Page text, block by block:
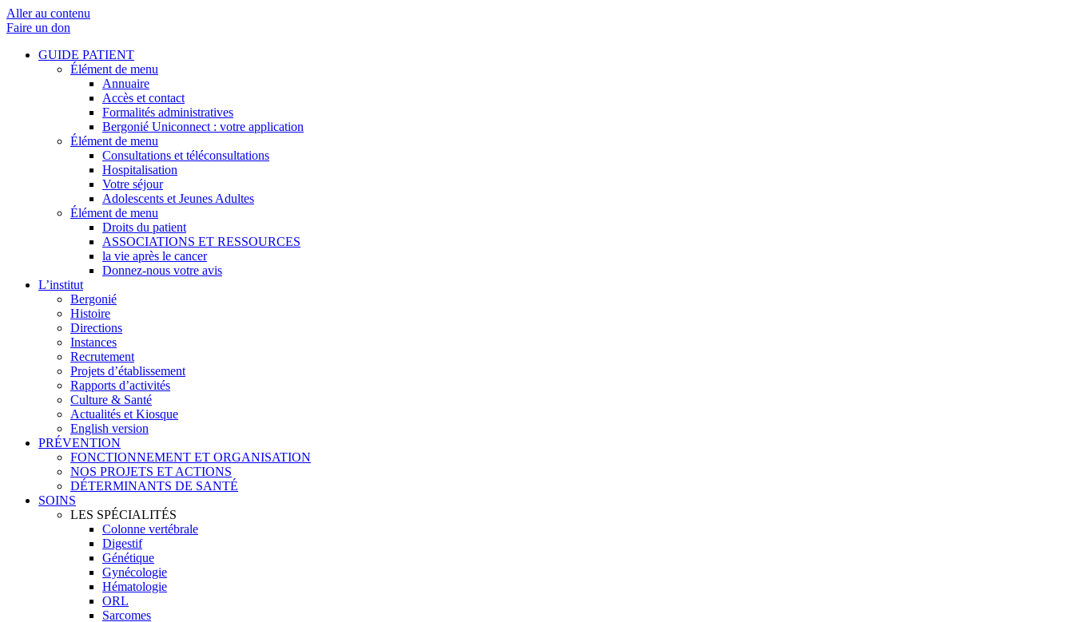
Aller au contenu
Faire un don
GUIDE PATIENT
Élément de menu
Annuaire
Accès et contact
Formalités administratives
Bergonié Uniconnect : votre application
Élément de menu
Consultations et téléconsultations
Hospitalisation
Votre séjour
Adolescents et Jeunes Adultes
Élément de menu
Droits du patient
ASSOCIATIONS ET RESSOURCES
la vie après le cancer
Donnez-nous votre avis
L’institut
Bergonié
Histoire
Directions
Instances
Recrutement
Projets d’établissement
Rapports d’activités
Culture & Santé
Actualités et Kiosque
English version
PRÉVENTION
FONCTIONNEMENT ET ORGANISATION
NOS PROJETS ET ACTIONS
DÉTERMINANTS DE SANTÉ
SOINS
LES SPÉCIALITÉS
Colonne vertébrale
Digestif
Génétique
Gynécologie
Hématologie
ORL
Sarcomes